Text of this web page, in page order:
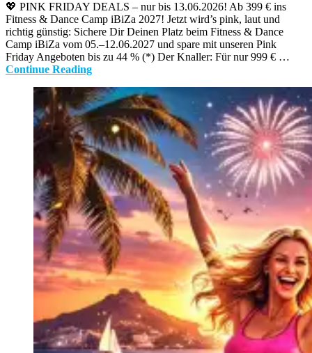
💖 PINK FRIDAY DEALS – nur bis 13.06.2026! Ab 399 € ins
Fitness & Dance Camp iBiZa 2027! Jetzt wird’s pink, laut und
richtig günstig: Sichere Dir Deinen Platz beim Fitness & Dance
Camp iBiZa vom 05.–12.06.2027 und spare mit unseren Pink
Friday Angeboten bis zu 44 % (*) Der Knaller: Für nur 999 € …
Continue Reading